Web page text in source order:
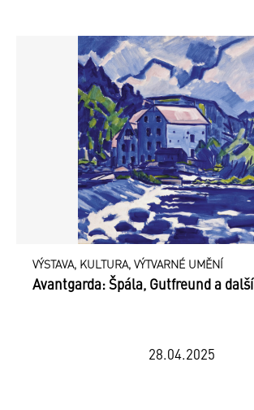
VÝSTAVA, KULTURA, VÝTVARNÉ UMĚNÍ
Avantgarda: Špála, Gutfreund a další
28.04.2025